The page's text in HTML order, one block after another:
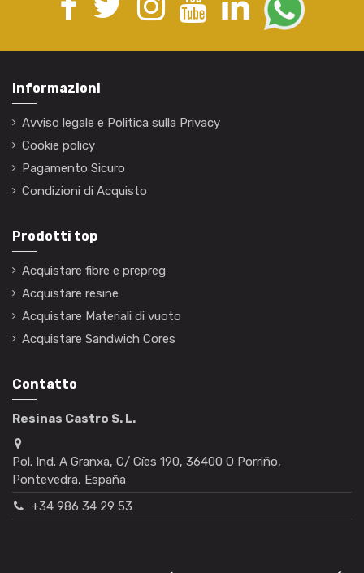
Informazioni
Avviso legale e Politica sulla Privacy
Cookie policy
Pagamento Sicuro
Condizioni di Acquisto
Prodotti top
Acquistare fibre e prepreg
Acquistare resine
Acquistare Materiali di vuoto
Acquistare Sandwich Cores
Contatto
Resinas Castro S. L.
Pol. Ind. A Granxa, C/ Cíes 190, 36400 O Porriño,
Pontevedra, España
+34 986 34 29 53